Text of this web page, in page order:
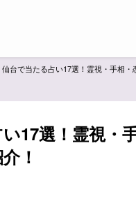
仙台で当たる占い17選！霊視・手相・
17選！霊視・
！